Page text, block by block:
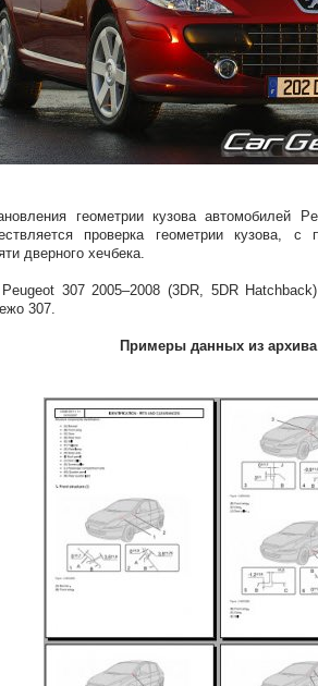
геометрии кузова автомобилей
проверка геометрии кузова, с
дверного хечбека.
307 2005–2008 (3DR, 5DR
307.
Примеры данных из архива